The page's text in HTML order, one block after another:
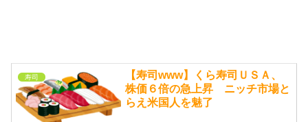
寿司
【寿司www】くら寿司ＵＳＡ、
株価６倍の急上昇 ニッチ市場と
らえ米国人を魅了